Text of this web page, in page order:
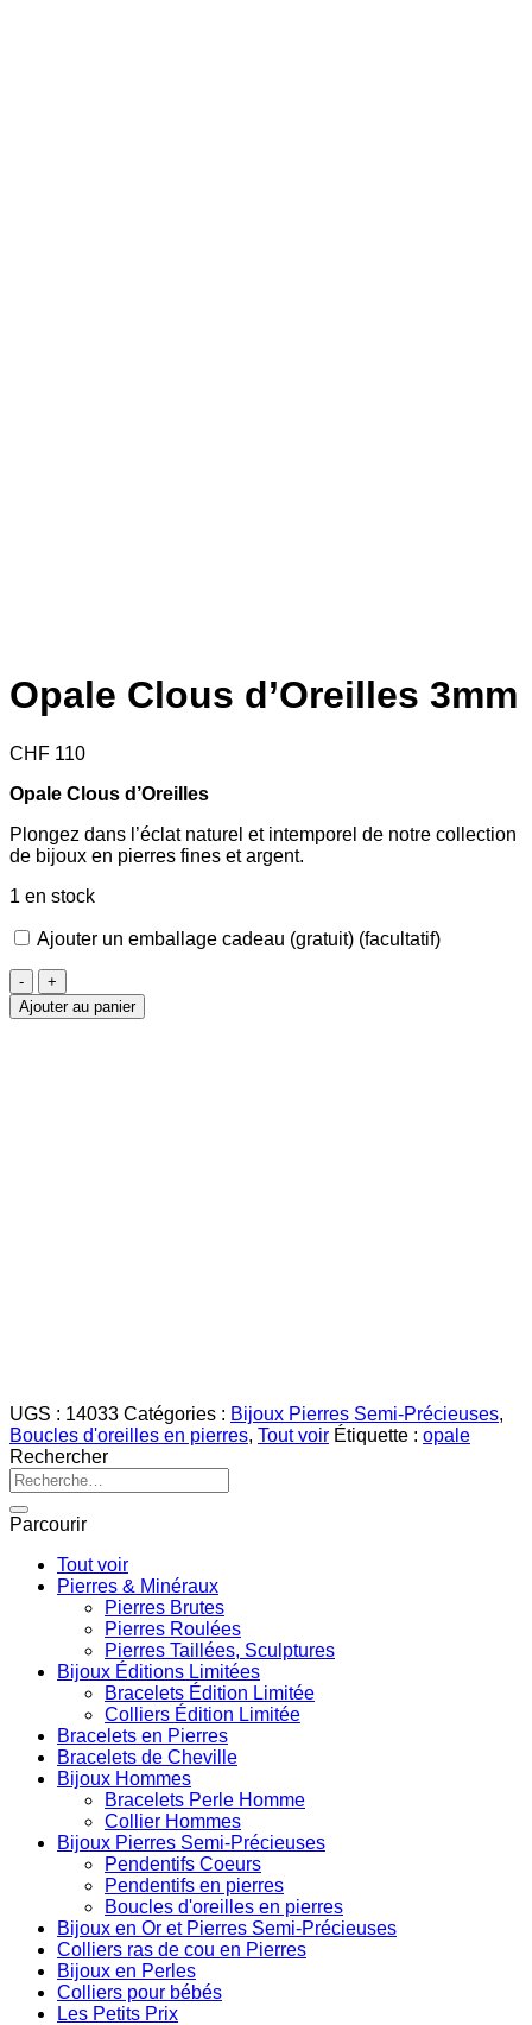
Opale Clous d’Oreilles 3mm
CHF 110
Opale Clous d’Oreilles
Plongez dans l’éclat naturel et intemporel de notre collection
de bijoux en pierres fines et argent.
1 en stock
Ajouter un emballage cadeau (gratuit) (facultatif)
quantité
de
Opale
Ajouter au panier
UGS : 14033 Catégories : Bijoux Pierres Semi-Précieuses,
Boucles d'oreilles en pierres, Tout voir Étiquette : opale
Rechercher
Recherche
pour :
Parcourir
Tout voir
Pierres & Minéraux
Pierres Brutes
Pierres Roulées
Pierres Taillées, Sculptures
Bijoux Éditions Limitées
Bracelets Édition Limitée
Colliers Édition Limitée
Bracelets en Pierres
Bracelets de Cheville
Bijoux Hommes
Bracelets Perle Homme
Collier Hommes
Bijoux Pierres Semi-Précieuses
Pendentifs Coeurs
Pendentifs en pierres
Boucles d'oreilles en pierres
Bijoux en Or et Pierres Semi-Précieuses
Colliers ras de cou en Pierres
Bijoux en Perles
Colliers pour bébés
Les Petits Prix